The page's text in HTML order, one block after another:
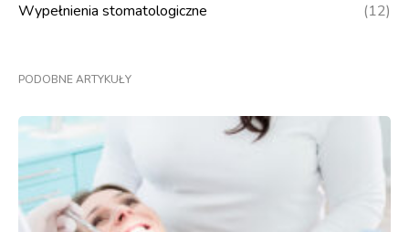
Wypełnienia stomatologiczne
(12)
PODOBNE ARTYKUŁY